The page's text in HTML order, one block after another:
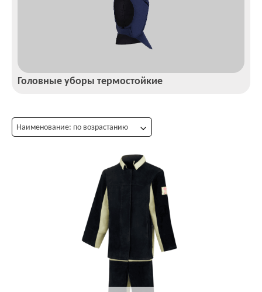
Головные уборы термостойкие
Наименование: по возрастанию